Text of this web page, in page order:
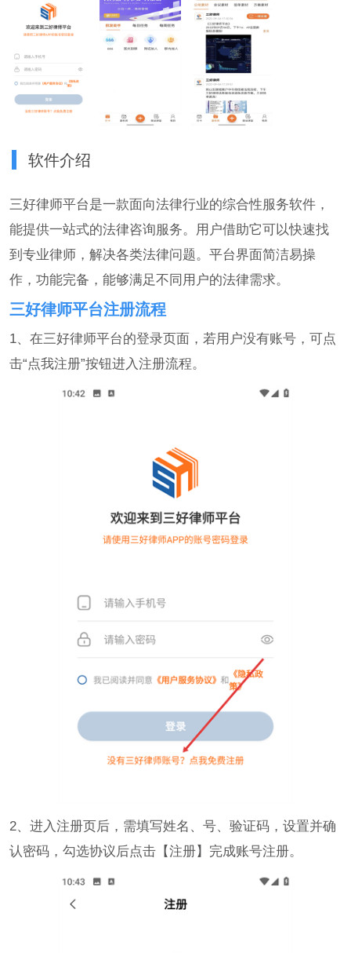
软件介绍
三好律师平台是一款面向法律行业的综合性服务软件，
能提供一站式的法律咨询服务。用户借助它可以快速找
到专业律师，解决各类法律问题。平台界面简洁易操
作，功能完备，能够满足不同用户的法律需求。
三好律师平台注册流程
1、在三好律师平台的登录页面，若用户没有账号，可点
击“点我注册”按钮进入注册流程。
2、进入注册页后，需填写姓名、号、验证码，设置并确
认密码，勾选协议后点击【注册】完成账号注册。